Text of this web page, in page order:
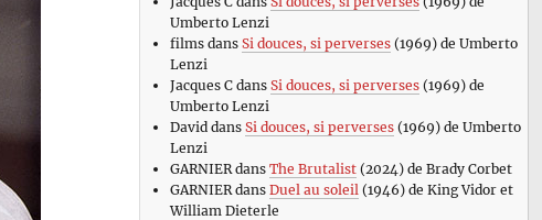
Umberto Lenzi
filmsdans Si douces, si perverses(1969) de Umberto
Lenzi
Jacques Cdans Si douces, si perverses(1969) de
Umberto Lenzi
David dans Si douces, si perverses(1969) de Umberto
Lenzi
GARNIERdans The Brutalist(2024) de Brady Corbet
GARNIERdans Duel au soleil (1946) de King Vidor et
William Dieterle